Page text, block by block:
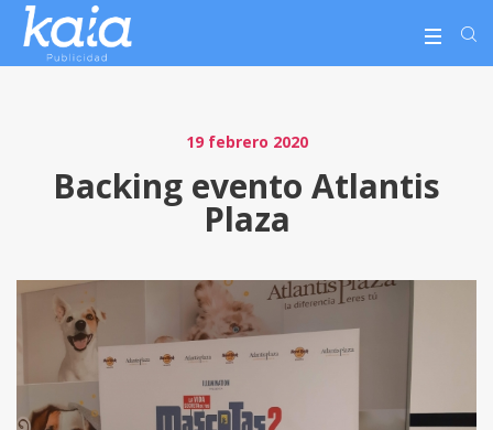
19 febrero 2020
Backing evento Atlantis
Plaza